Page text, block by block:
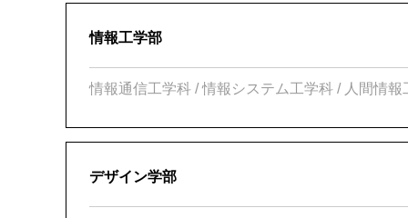
情報工学部
情報通信工学科 / 情報システム工学科 / 人間情報
デザイン学部